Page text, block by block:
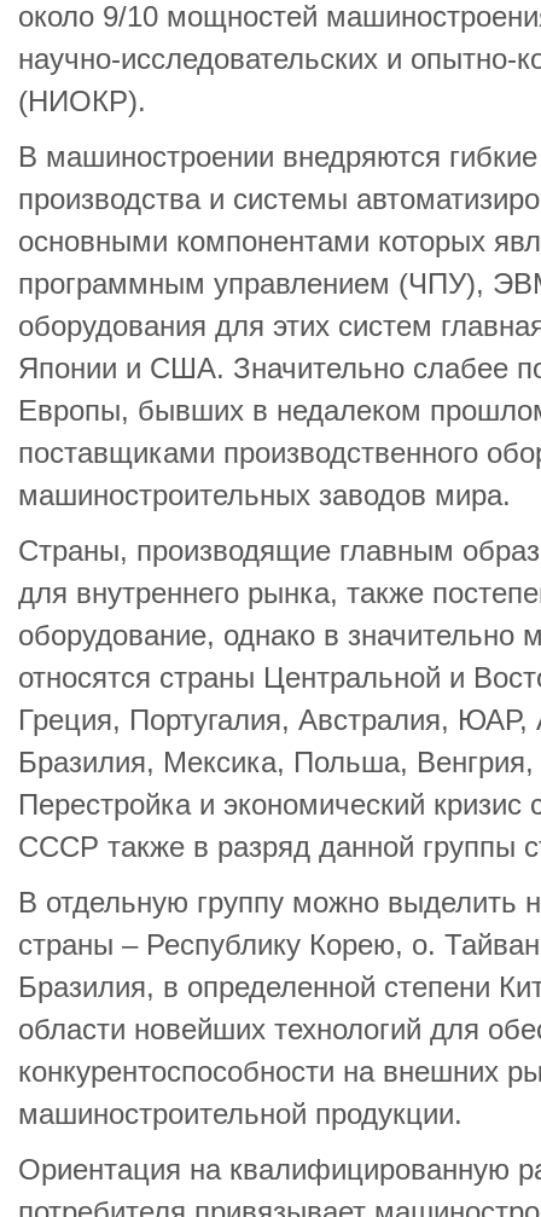
около 9/10 мощностей
научно-исследовательских и опытно-
(НИОКР).
В машиностроении внедряются
производства и системы
основными компонентами которых
программным управлением (ЧПУ),
оборудования для этих систем
Японии и США. Значительно слабее
Европы, бывших в недалеком
поставщиками производственного
машиностроительных заводов мира.
Страны, производящие главным
для внутреннего рынка, также
оборудование, однако в
относятся страны Центральной и
Греция, Португалия, Австралия, ЮАР,
Бразилия, Мексика, Польша,
Перестройка и экономический
СССР также в разряд данной группы
В отдельную группу можно выделить
страны – Республику Корею, о.
Бразилия, в определенной степени
области новейших технологий для
конкурентоспособности на внешних
машиностроительной продукции.
Ориентация на квалифицированную